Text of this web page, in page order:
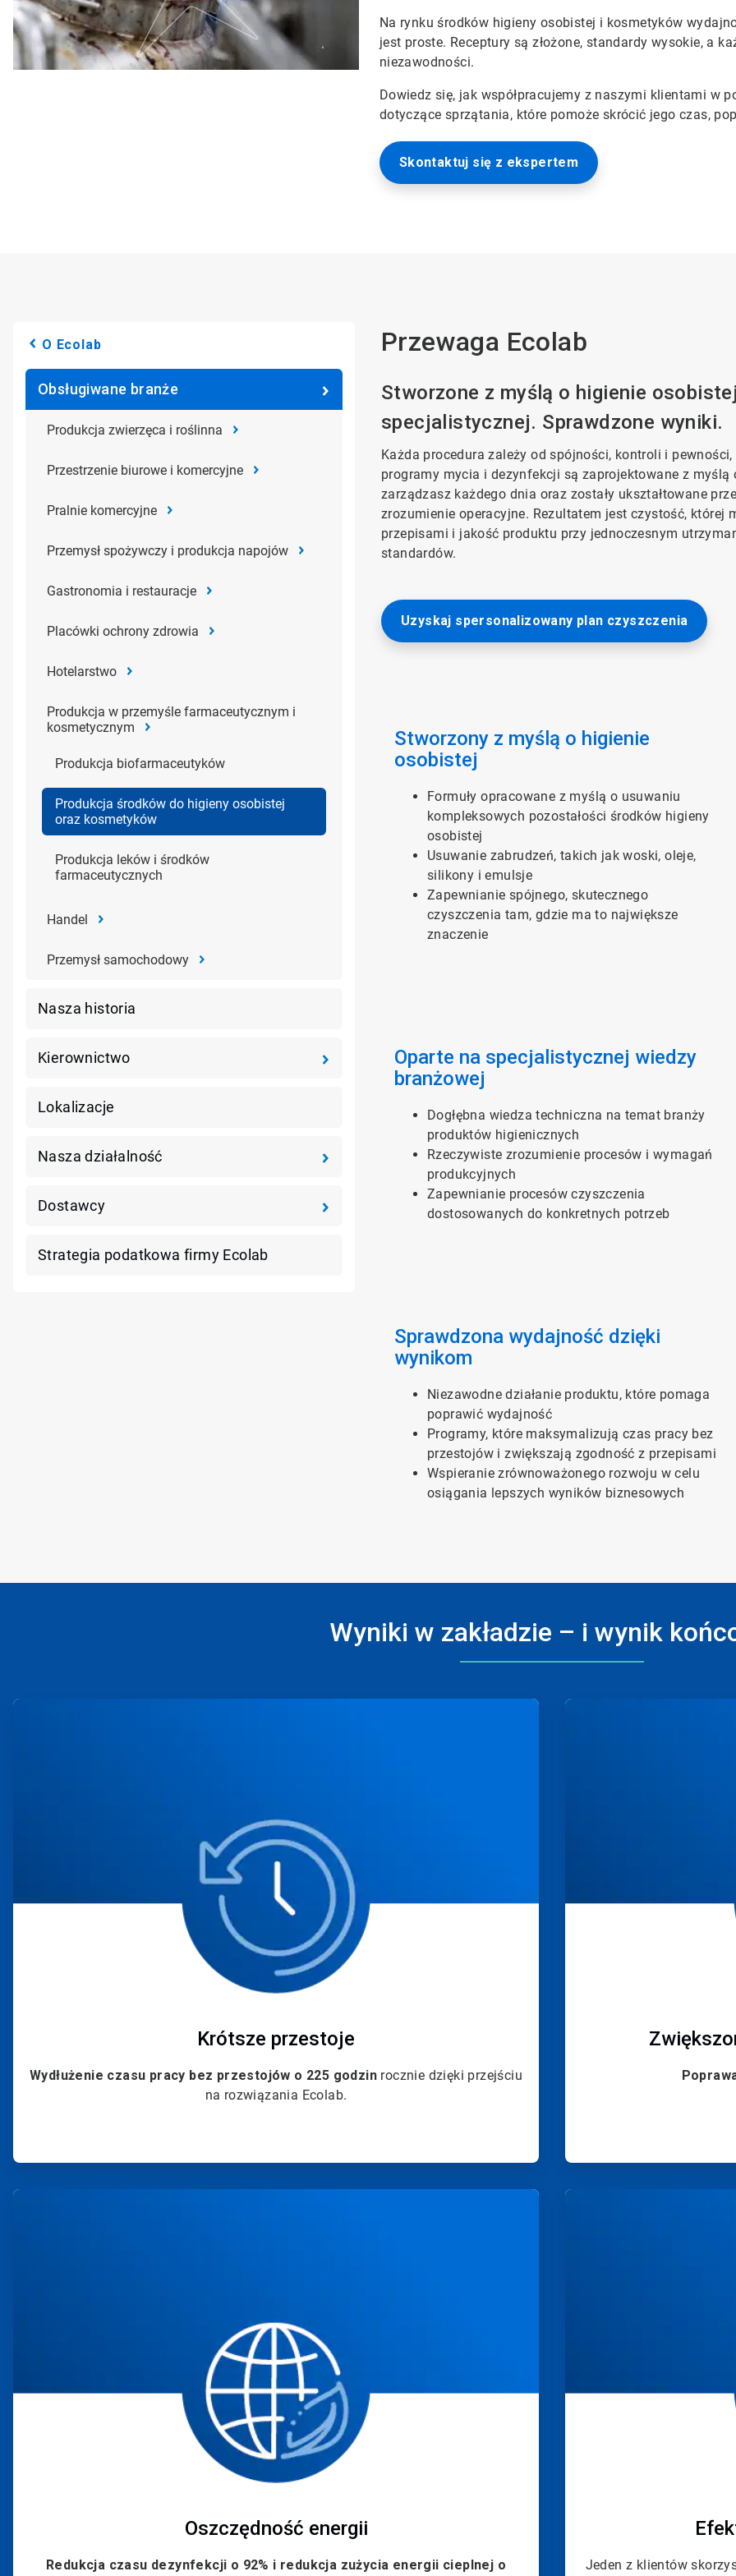
Na rynku środków higieny osobistej i kosmetyków
jest proste. Receptury są złożone, standardy wysokie, a
niezawodności.
Dowiedz się, jak współpracujemy z naszymi klientami w
dotyczące sprzątania, które pomoże skrócić jego czas,
Skontaktuj się z ekspertem
O Ecolab
Obsługiwane branże
Produkcja zwierzęca i roślinna
Przestrzenie biurowe i komercyjne
Pralnie komercyjne
Przemysł spożywczy i produkcja napojów
Gastronomia i restauracje
Placówki ochrony zdrowia
Hotelarstwo
Produkcja w przemyśle farmaceutycznym i
kosmetycznym
Produkcja biofarmaceutyków
Produkcja środków do higieny osobistej
oraz kosmetyków
Produkcja leków i środków
farmaceutycznych
Handel
Przemysł samochodowy
Nasza historia
Kierownictwo
Lokalizacje
Nasza działalność
Dostawcy
Strategia podatkowa firmy Ecolab
Przewaga Ecolab
Stworzone z myślą o higienie
specjalistycznej. Sprawdzone wyniki.
Każda procedura zależy od spójności, kontroli i
programy mycia i dezynfekcji są zaprojektowane z
zarządzasz każdego dnia oraz zostały ukształtowane
zrozumienie operacyjne. Rezultatem jest czystość, której
przepisami i jakość produktu przy jednoczesnym
standardów.
Uzyskaj spersonalizowany plan czyszczenia
Stworzony z myślą o higienie
osobistej
Formuły opracowane z myślą o usuwaniu
kompleksowych pozostałości środków higieny
osobistej
Usuwanie zabrudzeń, takich jak woski, oleje,
silikony i emulsje
Zapewnianie spójnego, skutecznego
czyszczenia tam, gdzie ma to największe
znaczenie
Oparte na specjalistycznej wiedzy
branżowej
Dogłębna wiedza techniczna na temat branży
produktów higienicznych
Rzeczywiste zrozumienie procesów i wymagań
produkcyjnych
Zapewnianie procesów czyszczenia
dostosowanych do konkretnych potrzeb
Sprawdzona wydajność dzięki
wynikom
Niezawodne działanie produktu, które pomaga
poprawić wydajność
Programy, które maksymalizują czas pracy bez
przestojów i zwiększają zgodność z przepisami
Wspieranie zrównoważonego rozwoju w celu
osiągania lepszych wyników biznesowych
Wyniki w zakładzie – i wynik
Krótsze przestoje
Wydłużenie czasu pracy bez przestojów o 225 godzin rocznie dzięki przejściu
na rozwiązania Ecolab.
Oszczędność energii
Redukcja czasu dezynfekcji o 92% i redukcja zużycia energii cieplnej o Jeden z klientów